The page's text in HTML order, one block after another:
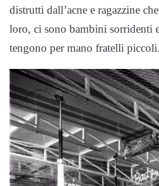
distrutti dall’acne e ragazzine
loro, ci sono bambini sorridenti
tengono per mano fratelli piccoli.